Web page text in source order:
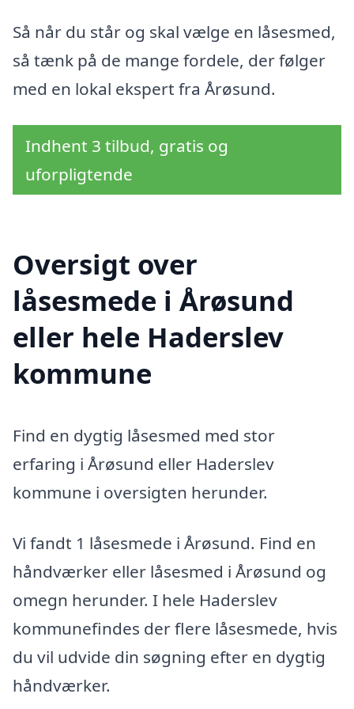
Så når du står og skal vælge en låsesmed,
så tænk på de mange fordele, der følger
med en lokal ekspert fra Årøsund.
Indhent 3 tilbud, gratis og
uforpligtende
Oversigt over
låsesmede i Årøsund
eller hele Haderslev
kommune
Find en dygtig låsesmed med stor
erfaring i Årøsund eller Haderslev
kommune i oversigten herunder.
Vi fandt 1 låsesmede i Årøsund. Find en
håndværker eller låsesmed i Årøsund og
omegn herunder. I hele Haderslev
kommunefindes der flere låsesmede, hvis
du vil udvide din søgning efter en dygtig
håndværker.